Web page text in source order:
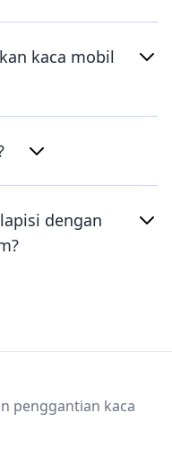
kaca mobil
dengan
penggantian kaca